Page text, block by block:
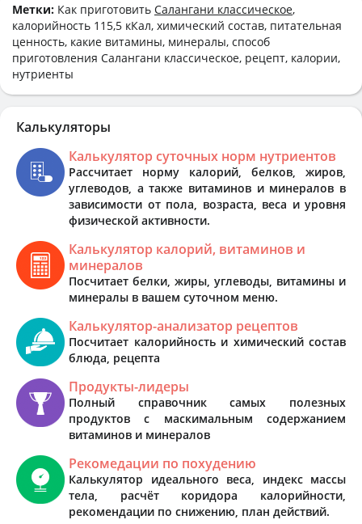
Метки: Как приготовить Салангани классическое,
калорийность 115,5 кКал, химический состав, питательная
ценность, какие витамины, минералы, способ
приготовления Салангани классическое, рецепт, калории,
нутриенты
Калькуляторы
Калькулятор суточных норм нутриентов
Рассчитает норму калорий, белков, жиров,
углеводов, а также витаминов и минералов в
зависимости от пола, возраста, веса и уровня
физической активности.
Калькулятор калорий, витаминов и
минералов
Посчитает белки, жиры, углеводы, витамины и
минералы в вашем суточном меню.
Калькулятор-анализатор рецептов
Посчитает калорийность и химический состав
блюда, рецепта
Продукты-лидеры
Полный справочник самых полезных
продуктов с маскимальным содержанием
витаминов и минералов
Рекомедации по похудению
Калькулятор идеального веса, индекс массы
тела, расчёт коридора калорийности,
рекомендации по снижению, план действий.